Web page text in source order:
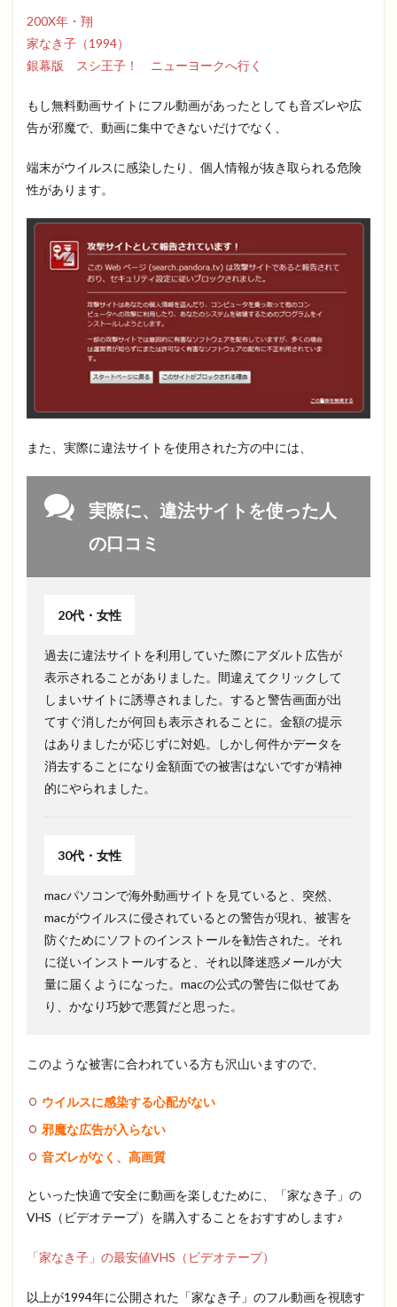
200X年・翔
家なき子（1994）
銀幕版 スシ王子！ ニューヨークへ行く
もし無料動画サイトにフル動画があったとしても音ズレや広
告が邪魔で、動画に集中できないだけでなく、
端末がウイルスに感染したり、個人情報が抜き取られる危険
性があります。
また、実際に違法サイトを使用された方の中には、
実際に、違法サイトを使った人
の口コミ
20代・女性
過去に違法サイトを利用していた際にアダルト広告が
表示されることがありました。間違えてクリックして
しまいサイトに誘導されました。すると警告画面が出
てすぐ消したが何回も表示されることに。金額の提示
はありましたが応じずに対処。しかし何件かデータを
消去することになり金額面での被害はないですが精神
的にやられました。
30代・女性
macパソコンで海外動画サイトを見ていると、突然、
macがウイルスに侵されているとの警告が現れ、被害を
防ぐためにソフトのインストールを勧告された。それ
に従いインストールすると、それ以降迷惑メールが大
量に届くようになった。macの公式の警告に似せてあ
り、かなり巧妙で悪質だと思った。
このような被害に合われている方も沢山いますので、
ウイルスに感染する心配がない
邪魔な広告が入らない
音ズレがなく、高画質
といった快適で安全に動画を楽しむために、「家なき子」の
VHS（ビデオテープ）を購入することをおすすめします♪
「家なき子」の最安値VHS（ビデオテープ）
以上が1994年に公開された「家なき子」のフル動画を視聴す